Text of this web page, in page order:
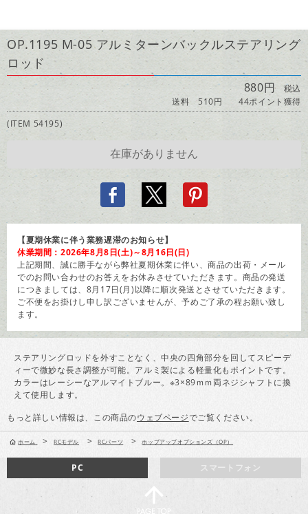
OP.1195 M-05 アルミターンバックルステアリング
ロッド
880円税込
送料 510円
44ポイント獲得
(ITEM 54195)
【夏期休業に伴う業務遅滞のお知らせ】
休業期間：2026年8月8日(土)～8月16日(日)
上記期間、誠に勝手ながら弊社夏期休業に伴い、商品の出荷・メール
でのお問い合わせのお答えをお休みさせていただきます。商品の発送
につきましては、8月17日(月)以降に順次発送とさせていただきます。
ご不便をお掛けし申し訳ございませんが、予めご了承の程お願い致し
ます。
ステアリングロッドを外すことなく、中央の四角部分を回してスピーデ
ィーで微妙な長さ調整が可能。アルミ製による軽量化もポイントです。
カラーはレーシーなアルマイトブルー。※3×89ｍｍ両ネジシャフトに換
えて使用します。
もっと詳しい情報は、この商品のウェブページでご覧ください。
ホーム > RCモデル > RCパーツ > ホップアップオプションズ（OP）
スマートフォン
PC